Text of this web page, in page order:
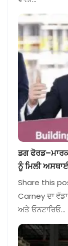
ਡਗ ਫੋਰਡ–ਮਾਰਕ
ਨੂੰ ਮਿਲੀ
Share this
Carney ਦਾ
ਅਤੇ ਓਨਟਾਰਿਓ…